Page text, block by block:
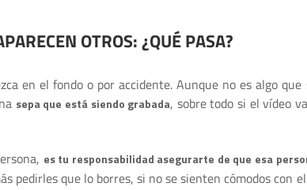
OTROS: ¿QUÉ PASA?
en el fondo o por accidente. Aunque no es algo que
sepa que está siendo grabada, sobre todo si el vídeo
es tu responsabilidad asegurarte de que esa
pedirles que lo borres, si no se sienten cómodos con